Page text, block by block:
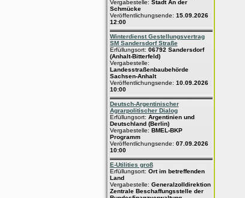
Vergabestelle: Stadt An der
Schmücke
Veröffentlichungsende: 15.09.2026
12:00
Winterdienst Gestellungsvertrag
SM Sandersdorf Straße
Erfüllungsort: 06792 Sandersdorf
(Anhalt-Bitterfeld)
Vergabestelle:
Landesstraßenbaubehörde
Sachsen-Anhalt
Veröffentlichungsende: 10.09.2026
10:00
Deutsch-Argentinischer
Agrarpolitischer Dialog
Erfüllungsort: Argentinien und
Deutschland (Berlin)
Vergabestelle: BMEL-BKP
Programm
Veröffentlichungsende: 07.09.2026
10:00
E-Utilities groß
Erfüllungsort: Ort im betreffenden
Land
Vergabestelle: Generalzolldirektion
Zentrale Beschaffungsstelle der